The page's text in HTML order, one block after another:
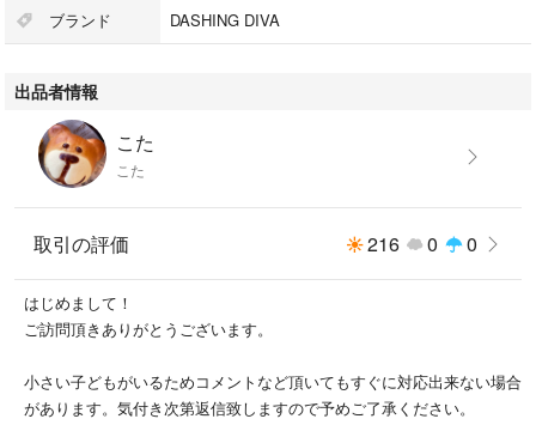
ブランド DASHING DIVA
出品者情報
こた
こた
取引の評価 216 0 0
はじめまして！
ご訪問頂きありがとうございます。
小さい子どもがいるためコメントなど頂いてもすぐに対応出来ない場合
があります。気付き次第返信致しますので予めご了承ください。